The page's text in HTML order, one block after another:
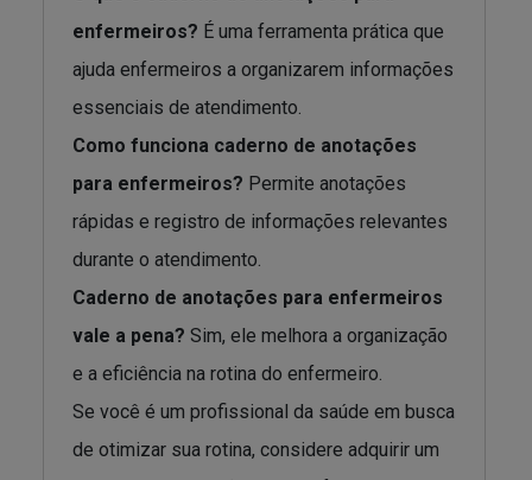
enfermeiros? É uma ferramenta prática que
ajuda enfermeiros a organizarem informações
essenciais de atendimento.
Como funciona caderno de anotações
para enfermeiros? Permite anotações
rápidas e registro de informações relevantes
durante o atendimento.
Caderno de anotações para enfermeiros
vale a pena? Sim, ele melhora a organização
e a eficiência na rotina do enfermeiro.
Se você é um profissional da saúde em busca
de otimizar sua rotina, considere adquirir um